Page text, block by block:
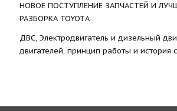
НОВОЕ ПОСТУПЛЕНИЕ ЗАПЧАСТЕЙ И
РАЗБОРКА TOYOTА
ДВС, Электродвигатель и дизельный
двигателей, принцип работы и история